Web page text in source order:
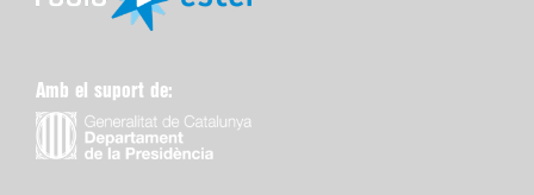
Amb el suport de: